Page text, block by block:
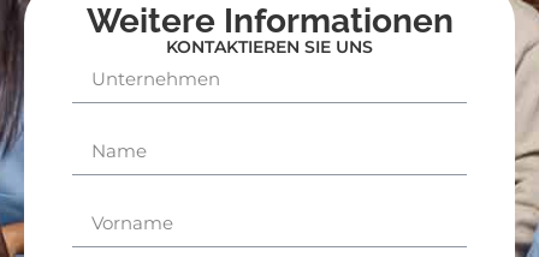
Weitere Informationen
KONTAKTIEREN SIE UNS